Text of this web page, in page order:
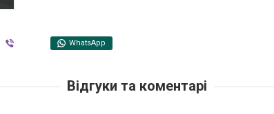
WhatsApp
Відгуки та коментарі